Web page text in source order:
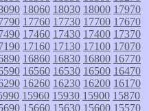
18060 18030 18000 17970
17760 17730 17700 17670
17460 17430 17400 17370
17160 17130 17100 17070
16860 16830 16800 16770
16560 16530 16500 16470
16260 16230 16200 16170
15960 15930 15900 15870
15660 15630 15600 15570